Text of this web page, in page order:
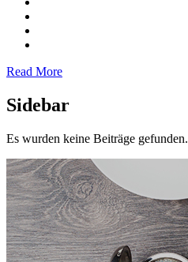
Read More
Sidebar
Es wurden keine Beiträge gefunden.